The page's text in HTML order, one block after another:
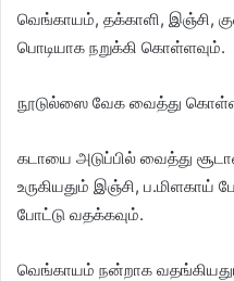
வெங்காயம், தக்காளி, இஞ்சி,
பொடியாக நறுக்கி கொள்ளவும்.
நூடுல்ஸை வேக வைத்து
கடாயை அடுப்பில் வைத்து
உருகியதும் இஞ்சி,
போட்டு வதக்கவும்.
வெங்காயம் நன்றாக